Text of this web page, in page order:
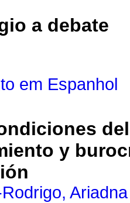
a debate
em Espanhol
y
Ariadna